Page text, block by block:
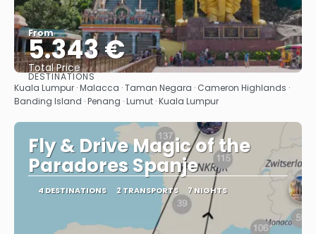
From
5.343 €
Total Price
See
DESTINATIONS
Kuala Lumpur · Malacca · Taman Negara · Cameron Highlands ·
Banding Island · Penang · Lumut · Kuala Lumpur
Fly & Drive Magic of the
Paradores Spanje
4 DESTINATIONS 2 TRANSPORTS 7 NIGHTS